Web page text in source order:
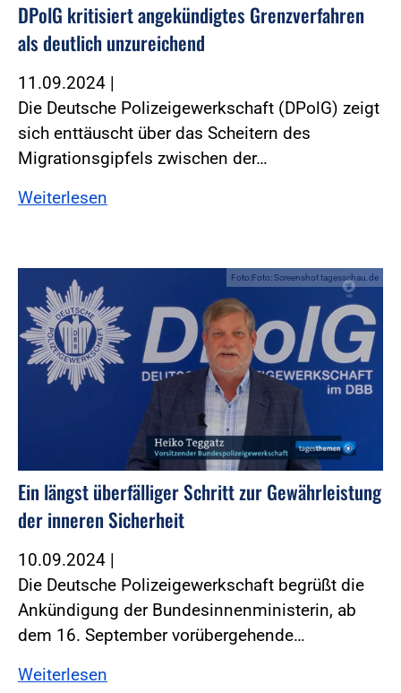
DPolG kritisiert angekündigtes Grenzverfahren
als deutlich unzureichend
11.09.2024 |
Die Deutsche Polizeigewerkschaft (DPolG) zeigt
sich enttäuscht über das Scheitern des
Migrationsgipfels zwischen der…
Weiterlesen
Foto:Foto: Screenshot tagesschau.de
Ein längst überfälliger Schritt zur Gewährleistung
der inneren Sicherheit
10.09.2024 |
Die Deutsche Polizeigewerkschaft begrüßt die
Ankündigung der Bundesinnenministerin, ab
dem 16. September vorübergehende…
Weiterlesen